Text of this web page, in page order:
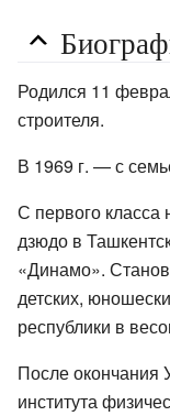
Родился 11
строителя.
В 1969 г. — с
С первого класса
дзюдо в
«Динамо».
детских,
республики в
После окончания
института